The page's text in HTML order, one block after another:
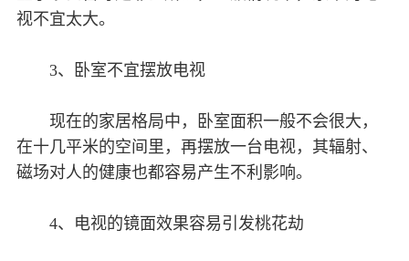
视不宜太大。
3、卧室不宜摆放电视
现在的家居格局中，卧室面积一般不会很大，
在十几平米的空间里，再摆放一台电视，其辐射、
磁场对人的健康也都容易产生不利影响。
4、电视的镜面效果容易引发桃花劫